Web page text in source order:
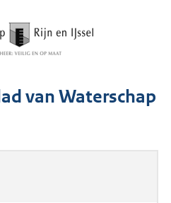
van Waterschap